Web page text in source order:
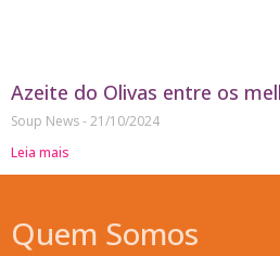
Azeite do Olivas entre os
Soup News 21/10/2024
Leia mais
Quem Somos